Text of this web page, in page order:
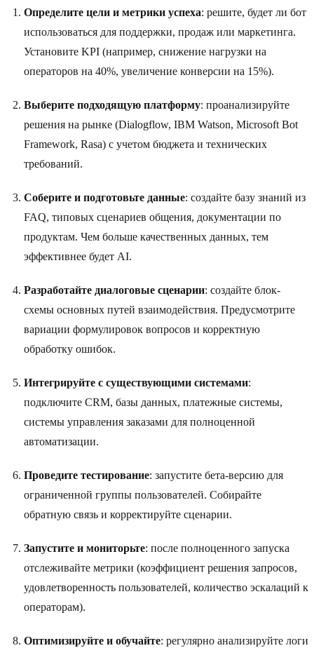
Определите цели и метрики успеха: решите, будет ли бот
использоваться для поддержки, продаж или маркетинга.
Установите KPI (например, снижение нагрузки на
операторов на 40%, увеличение конверсии на 15%).
Выберите подходящую платформу: проанализируйте
решения на рынке (Dialogflow, IBM Watson, Microsoft Bot
Framework, Rasa) с учетом бюджета и технических
требований.
Соберите и подготовьте данные: создайте базу знаний из
FAQ, типовых сценариев общения, документации по
продуктам. Чем больше качественных данных, тем
эффективнее будет AI.
Разработайте диалоговые сценарии: создайте блок-
схемы основных путей взаимодействия. Предусмотрите
вариации формулировок вопросов и корректную
обработку ошибок.
Интегрируйте с существующими системами:
подключите CRM, базы данных, платежные системы,
системы управления заказами для полноценной
автоматизации.
Проведите тестирование: запустите бета-версию для
ограниченной группы пользователей. Собирайте
обратную связь и корректируйте сценарии.
Запустите и мониторьте: после полноценного запуска
отслеживайте метрики (коэффициент решения запросов,
удовлетворенность пользователей, количество эскалаций к
операторам).
Оптимизируйте и обучайте: регулярно анализируйте логи